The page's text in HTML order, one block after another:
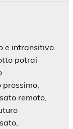
e intransitivo.
potrai
remoto,